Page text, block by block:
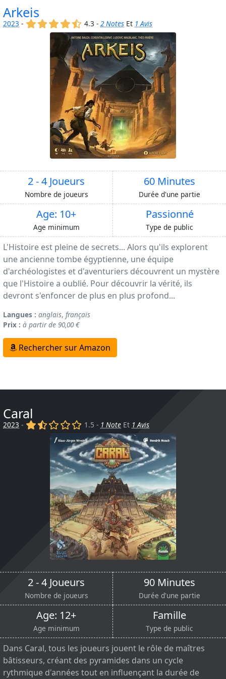
Arkeis
2023 - (x) (x) (x) (x) (,)
4.3 -2 Notes Et 1 Avis
2 - 4 Joueurs
Nombre de joueurs
60 Minutes
Durée d'une partie
Age: 10+
Age minimum
Passionné
Type de public
L'Histoire est pleine de secrets... Alors qu'ils explorent
une ancienne tombe égyptienne, une équipe
d'archéologistes et d'aventuriers découvrent un mystère
que l'Histoire a oublié. Pour découvrir la vérité, ils
devront s'enfoncer de plus en plus profond...
Langues : anglais, français
Prix : à partir de 90,00 €
Rechercher sur Amazon
Caral
2023 - (x) (,) () () ()1.5 - 1 Note Et 1 Avis
2 - 4 Joueurs
Nombre de joueurs
90 Minutes
Durée d'une partie
Age: 12+
Age minimum
Famille
Type de public
Dans Caral, tous les joueurs jouent le rôle de maîtres
bâtisseurs, créant des pyramides dans un cycle
rythmique d'années tout en influençant la durée de